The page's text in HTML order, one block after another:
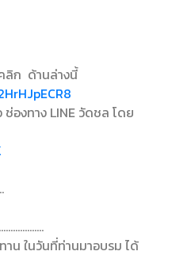
ลิก ด้านล่างนี้
องทาง LINE วัดชล โดย
น ในวันที่ท่านมาอบรม ได้